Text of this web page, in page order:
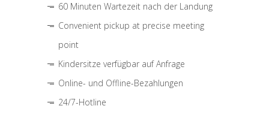
60 Minuten Wartezeit nach der Landung
Convenient pickup at precise meeting
point
Kindersitze verfügbar auf Anfrage
Online- und Offline-Bezahlungen
24/7-Hotline